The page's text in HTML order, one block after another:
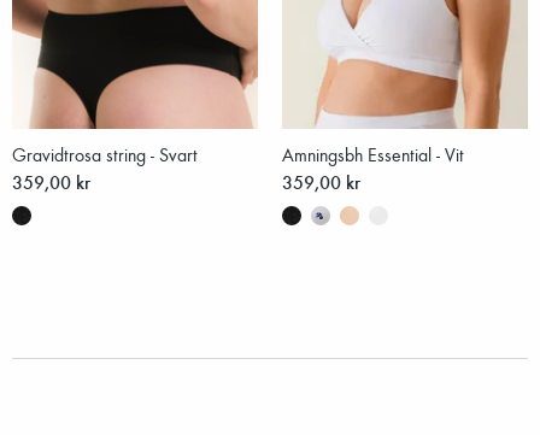
Gravidtrosa string - Svart
359,00 kr
Amningsbh Essential - Vit
359,00 kr